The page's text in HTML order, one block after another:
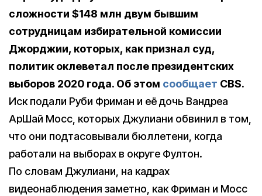
сложности $148 млн двум бывшим
сотрудницам избирательной комиссии
Джорджии, которых, как признал суд,
политик оклеветал после президентских
выборов 2020 года. Об этом сообщает CBS.
Иск подали Руби Фриман и её дочь Вандреа
АрШай Мосс, которых Джулиани обвинил в том,
что они подтасовывали бюллетени, когда
работали на выборах в округе Фултон.
По словам Джулиани, на кадрах
видеонаблюдения заметно, как Фриман и Мосс